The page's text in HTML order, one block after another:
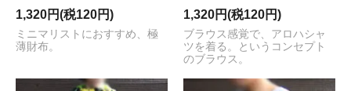
1,320円(税120円)
ミニマリストにおすすめ、極
薄財布。
1,320円(税120円)
ブラウス感覚で、アロハシャ
ツを着る。というコンセプト
のブラウス。